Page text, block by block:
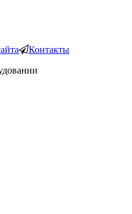
Контакты